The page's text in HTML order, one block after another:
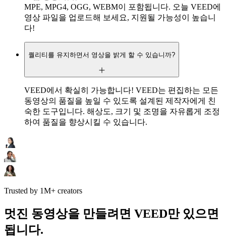
MPE, MPG4, OGG, WEBM이 포함됩니다. 오늘 VEED에
영상 파일을 업로드해 보세요, 지원될 가능성이 높습니
다!
퀄리티를 유지하면서 영상을 밝게 할 수 있습니까?
VEED에서 확실히 가능합니다! VEED는 편집하는 모든
동영상의 품질을 높일 수 있도록 설계된 제작자에게 친
숙한 도구입니다. 해상도, 크기 및 조명을 자유롭게 조정
하여 품질을 향상시킬 수 있습니다.
Trusted by 1M+ creators
멋진 동영상을 만들려면 VEED만 있으면
됩니다.